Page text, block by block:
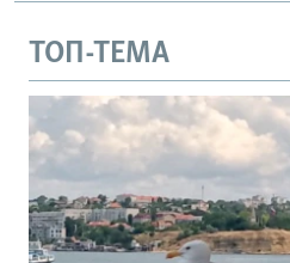
ТОП-ТЕМА